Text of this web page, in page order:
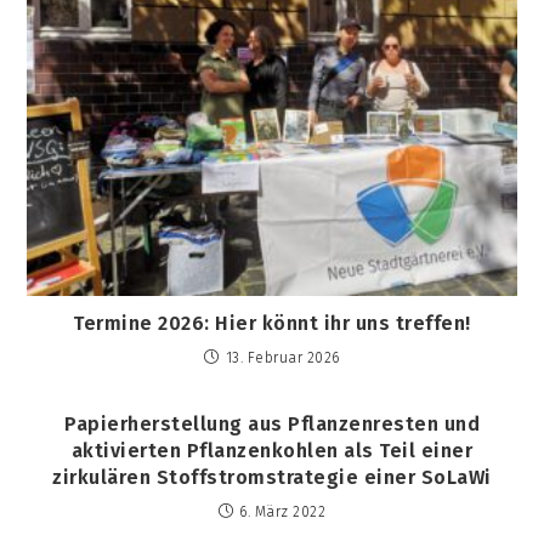
Termine 2026: Hier könnt ihr uns treffen!
13. Februar 2026
Papierherstellung aus Pflanzenresten und
aktivierten Pflanzenkohlen als Teil einer
zirkulären Stoffstromstrategie einer SoLaWi
6. März 2022